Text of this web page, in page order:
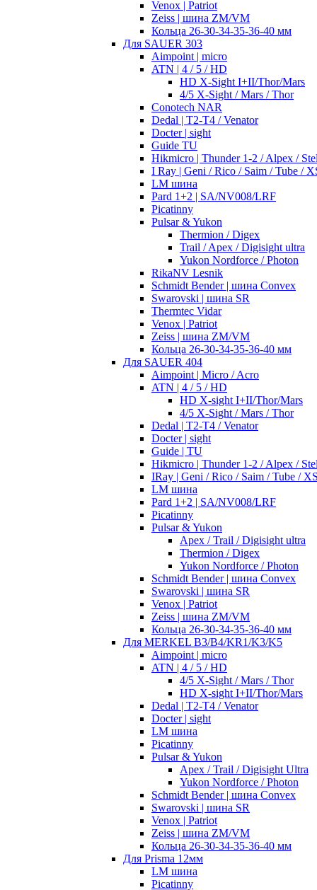
Venox | Patriot
Zeiss | шина ZM/VM
Кольца 26-30-34-35-36-40 мм
Для SAUER 303
Aimpoint | micro
ATN | 4 / 5 / HD
HD X-Sight I+II/Thor/Mars
4/5 X-Sight / Mars / Thor
Conotech NAR
Dedal | T2-T4 / Venator
Docter | sight
Guide TU
Hikmicro | Thunder 1-2 / Alpex /
I Ray | Geni / Rico / Saim / Tube /
LM шина
Pard 1+2 | SA/NV008/LRF
Picatinny
Pulsar & Yukon
Thermion / Digex
Trail / Apex / Digisight ultra
Yukon Nordforce / Photon
RikaNV Lesnik
Schmidt Bender | шина Convex
Swarovski | шина SR
Thermtec Vidar
Venox | Patriot
Zeiss | шина ZM/VM
Кольца 26-30-34-35-36-40 мм
Для SAUER 404
Aimpoint | Micro / Acro
ATN | 4 / 5 / HD
HD X-sight I+II/Thor/Mars
4/5 X-Sight / Mars / Thor
Dedal | T2-T4 / Venator
Docter | sight
Guide | TU
Hikmicro | Thunder 1-2 / Alpex /
IRay | Geni / Rico / Saim / Tube /
LM шина
Pard 1+2 | SA/NV008/LRF
Picatinny
Pulsar & Yukon
Apex / Trail / Digisight ultra
Thermion / Digex
Yukon Nordforce / Photon
Schmidt Bender | шина Convex
Swarovski | шина SR
Venox | Patriot
Zeiss | шина ZM/VM
Кольца 26-30-34-35-36-40 мм
Для MERKEL B3/B4/KR1/K3/K5
Aimpoint | micro
ATN | 4 / 5 / HD
4/5 X-Sight / Mars / Thor
HD X-sight I+II/Thor/Mars
Dedal | T2-T4 / Venator
Docter | sight
LM шина
Picatinny
Pulsar & Yukon
Apex / Trail / Digisight Ultra
Yukon Nordforce / Photon
Schmidt Bender | шина Convex
Swarovski | шина SR
Venox | Patriot
Zeiss | шина ZM/VM
Кольца 26-30-34-35-36-40 мм
Для Prisma 12мм
LM шина
Picatinny